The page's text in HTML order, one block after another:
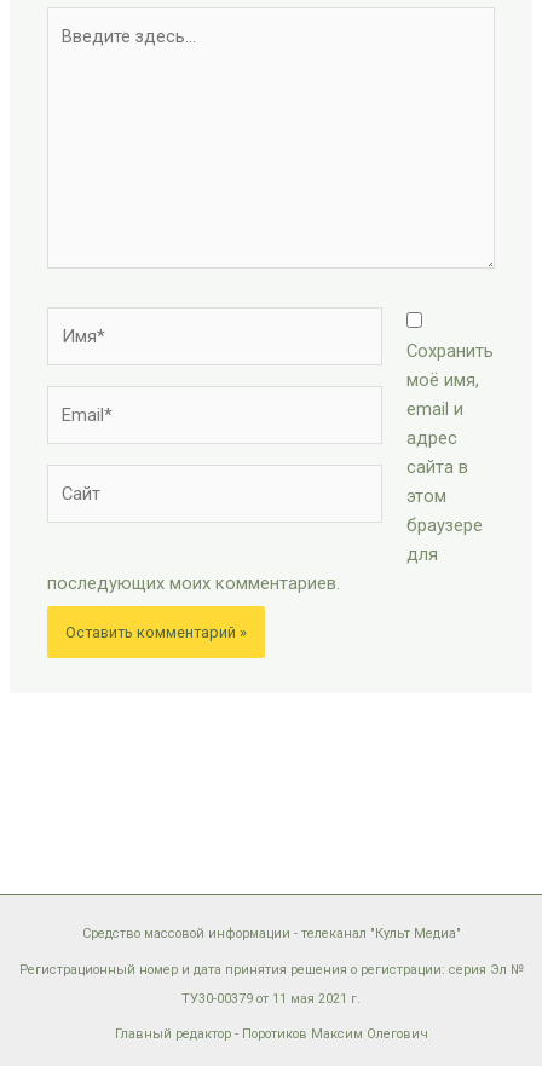
здесь...
Сохранить
моё имя,
email и
адрес
сайта в
этом
браузере
для
последующих моих комментариев.
Средство массовой информации - телеканал "Культ Медиа"
Регистрационный номер и дата принятия решения о регистрации: серия Эл №
ТУ30-00379 от 11 мая 2021 г.
Главный редактор - Поротиков Максим Олегович